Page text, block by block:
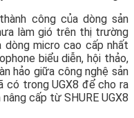
công của dòng sản
làm gió trên thị trường
dòng micro cao cấp nhất
biểu diễn, hội thảo,
hảo giữa công nghệ sản
có trong UGX8 để cho ra
cấp từ SHURE UGX8